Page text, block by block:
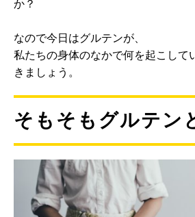
か？
なので今日はグルテンが、
私たちの身体のなかで何を起こして
きましょう。
そもそもグルテン